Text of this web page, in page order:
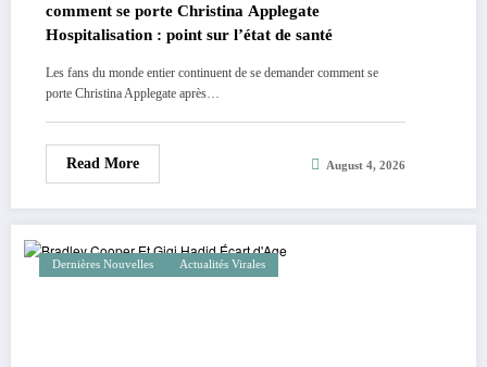
comment se porte Christina Applegate
Hospitalisation : point sur l’état de santé
Les fans du monde entier continuent de se demander comment se
porte Christina Applegate après…
Read More August 4, 2026
Dernières Nouvelles Actualités Virales